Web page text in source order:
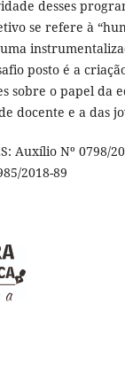
desses
se refere à
posto é a
sobre o papel da
docente e a das
Auxílio Nº 0798/
2018-89